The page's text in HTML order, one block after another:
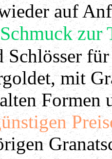
auf
zur
Schlösser
mit
Formen